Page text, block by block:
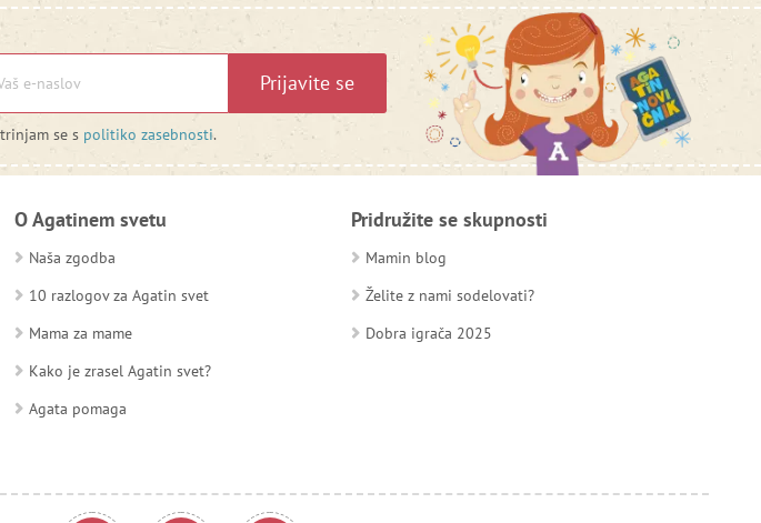
Prijavite se
se s politiko zasebnosti.
O Agatinem svetu
Naša zgodba
10 razlogov za Agatin svet
Mama za mame
Kako je zrasel Agatin svet?
Agata pomaga
Pridružite se skupnosti
Mamin blog
Želite z nami sodelovati?
Dobra igrača 2025